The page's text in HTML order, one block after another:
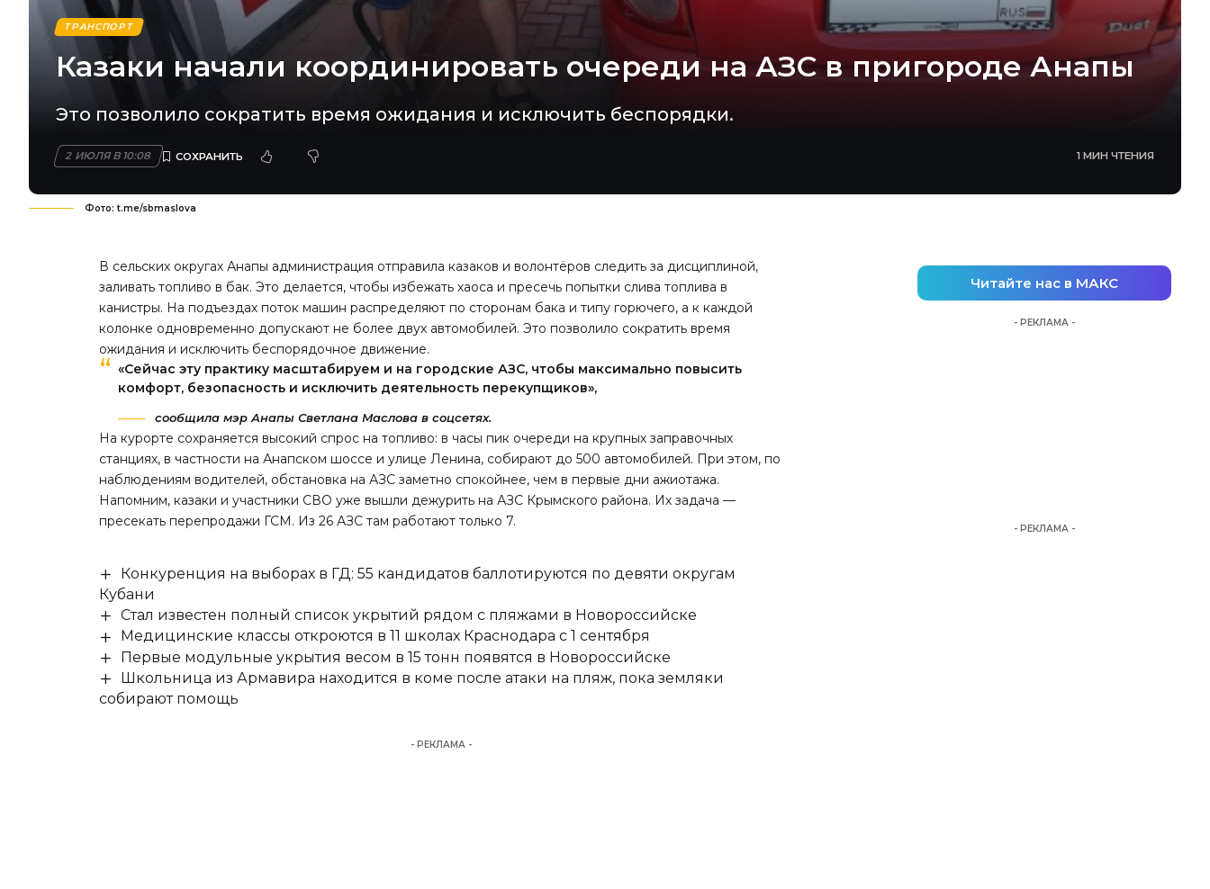
ТРАНСПОРТ
Казаки начали координировать очереди на АЗС в пригороде Анапы
Это позволило сократить время ожидания и исключить беспорядки.
2 ИЮЛЯ В 10:08 1 МИН ЧТЕНИЯ
Фото: t.me/sbmaslova
В сельских округах Анапы администрация отправила казаков и волонтёров следить за дисциплиной,
заливать топливо в бак. Это делается, чтобы избежать хаоса и пресечь попытки слива топлива в
канистры. На подъездах поток машин распределяют по сторонам бака и типу горючего, а к каждой
колонке одновременно допускают не более двух автомобилей. Это позволило сократить время
ожидания и исключить беспорядочное движение.
«Сейчас эту практику масштабируем и на городские АЗС, чтобы максимально повысить
комфорт, безопасность и исключить деятельность перекупщиков»,
сообщила мэр Анапы Светлана Маслова в соцсетях.
На курорте сохраняется высокий спрос на топливо: в часы пик очереди на крупных заправочных
станциях, в частности на Анапском шоссе и улице Ленина, собирают до 500 автомобилей. При этом, по
наблюдениям водителей, обстановка на АЗС заметно спокойнее, чем в первые дни ажиотажа.
Напомним, казаки и участники СВО уже вышли дежурить на АЗС Крымского района. Их задача —
пресекать перепродажи ГСМ. Из 26 АЗС там работают только 7.
Конкуренция на выборах в ГД: 55 кандидатов баллотируются по девяти округам
Кубани
Стал известен полный список укрытий рядом с пляжами в Новороссийске
Медицинские классы откроются в 11 школах Краснодара с 1 сентября
Первые модульные укрытия весом в 15 тонн появятся в Новороссийске
Школьница из Армавира находится в коме после атаки на пляж, пока земляки
собирают помощь
- РЕКЛАМА -
Читайте нас в МАКС
- РЕКЛАМА -
- РЕКЛАМА -